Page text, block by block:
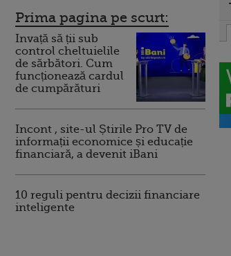
Prima pagina pe scurt:
Invață să ții sub
control cheltuielile
de sărbători. Cum
funcționează cardul
de cumpărături
Incont , site-ul Știrile Pro TV de
informații economice și educație
financiară, a devenit iBani
10 reguli pentru decizii financiare
inteligente